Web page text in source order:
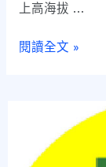
上高海拔 …
閱讀全文 »